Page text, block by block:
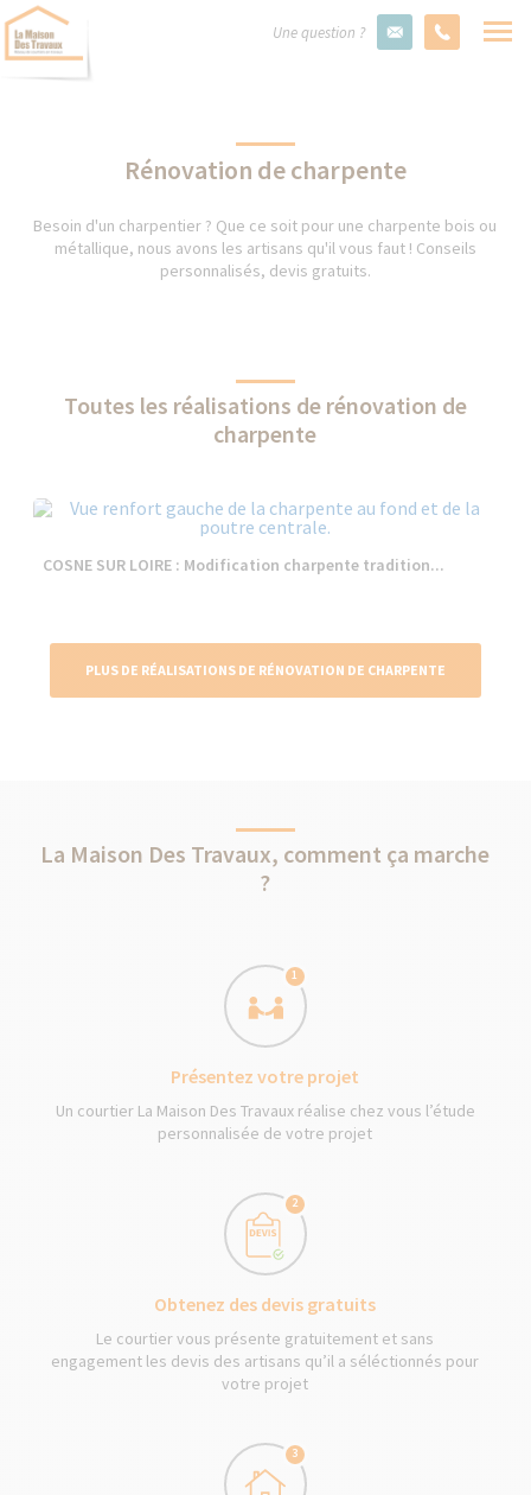
Une question ?
Rénovation de charpente
Besoin d'un charpentier ? Que ce soit pour une charpente bois ou
métallique, nous avons les artisans qu'il vous faut ! Conseils
personnalisés, devis gratuits.
Toutes les réalisations de rénovation de
charpente
COSNE SUR LOIRE : Modification charpente tradition...
PLUS DE RÉALISATIONS DE RÉNOVATION DE CHARPENTE
La Maison Des Travaux, comment ça marche
?
1
Présentez votre projet
Un courtier La Maison Des Travaux réalise chez vous l’étude
personnalisée de votre projet
2
Obtenez des devis gratuits
Le courtier vous présente gratuitement et sans
engagement les devis des artisans qu’il a séléctionnés pour
votre projet
3